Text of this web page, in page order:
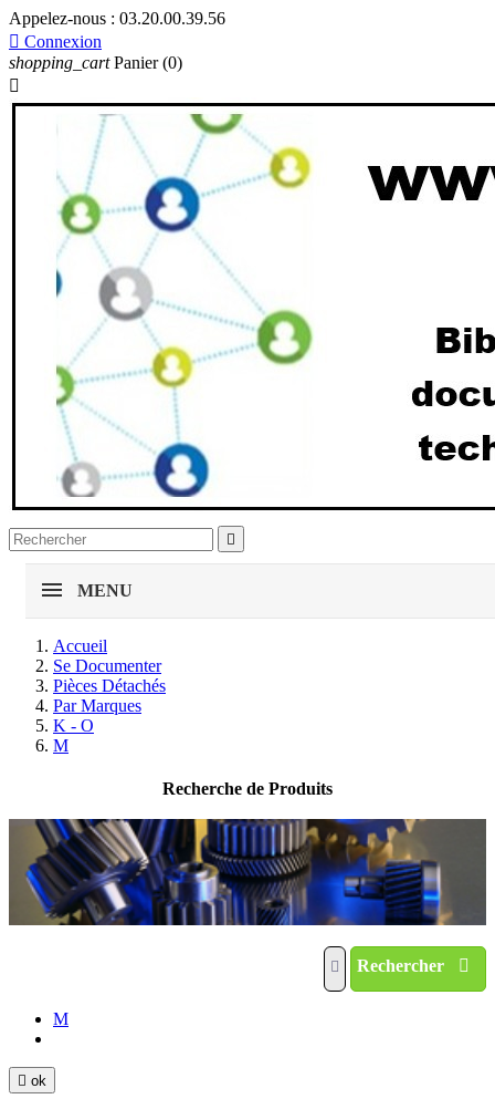
Appelez-nous : 03.20.00.39.56
 Connexion
shopping_cart Panier (0)


MENU
Accueil
Se Documenter
Pièces Détachés
Par Marques
K - O
M
Recherche de Produits
Rechercher
M
 ok